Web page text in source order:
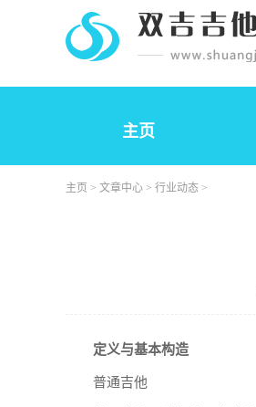
主页
主页 > 文章中心 > 行业动态 >
定义与基本构造
普通吉他